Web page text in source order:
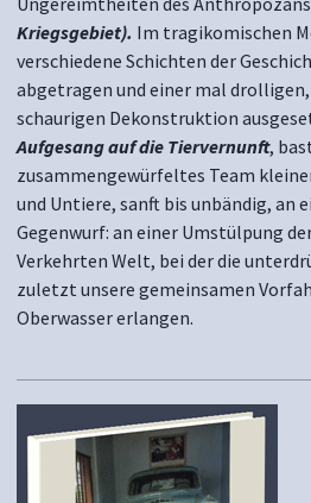
Kriegsgebiet). Im tragikomischen
verschiedene Schichten der
abgetragen und einer mal
schaurigen Dekonstruktion
Aufgesang auf die Tiervernunft,
zusammengewürfeltes Team
und Untiere, sanft bis unbändig, an
Gegenwurf: an einer Umstülpung
Verkehrten Welt, bei der die
zuletzt unsere gemeinsamen
Oberwasser erlangen.